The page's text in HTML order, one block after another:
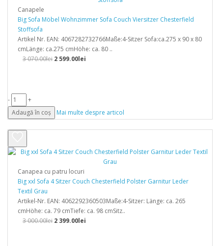
Canapele
Big Sofa Möbel Wohnzimmer Sofa Couch Viersitzer Chesterfield
Stoffsofa
Artikel Nr. EAN: 4067282732766Maße:4-Sitzer Sofa:ca.275 x 90 x 80
cmLänge: ca.275 cmHöhe: ca. 80 ..
3 070.00lei 2 599.00lei
-
+
Adaugă în coș
Mai multe despre articol
Canapea cu patru locuri
Big xxl Sofa 4 Sitzer Couch Chesterfield Polster Garnitur Leder
Textil Grau
Artikel-Nr. EAN: 4062292360503Maße:4-Sitzer: Länge: ca. 265
cmHöhe: ca. 79 cmTiefe: ca. 98 cmSitz..
3 000.00lei 2 399.00lei